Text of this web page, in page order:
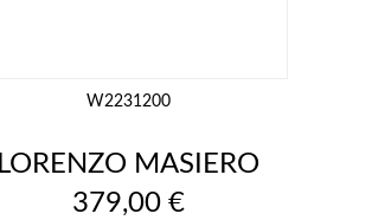
W2231200
LORENZO MASIERO
Prix
379,00 €